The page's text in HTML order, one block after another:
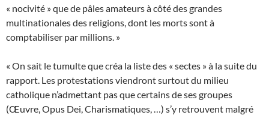
« nocivité » que de pâles amateurs à côté des grandes
multinationales des religions, dont les morts sont à
comptabiliser par millions. »
« On sait le tumulte que créa la liste des « sectes » à la suite du
rapport. Les protestations viendront surtout du milieu
catholique n’admettant pas que certains de ses groupes
(Œuvre, Opus Dei, Charismatiques, …) s’y retrouvent malgré